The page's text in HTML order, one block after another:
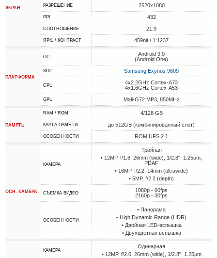
ЭКРАН РАЗРЕШЕНИЕ 2520x1080
PPI 432
СООТНОШЕНИЕ 21:9
ЯРК. / КОНТРАСТ 459nit / 1:1237
ПЛАТФОРМА
ОС
Android 9.0
(Android One)
SOC Samsung Exynos 9609
CPU
4x2.2GHz Cortex-A73
4x1.6GHz Cortex-A53
GPU Mali-G72 MP3, 850MHz
ПАМЯТЬ
RAM / ROM 4/128 GB
КАРТА ПАМЯТИ до 512GB (комбинированный слот)
ОСОБЕННОСТИ ROM UFS 2.1
ОСН. КАМЕРА
КАМЕРА
Тройная
• 12MP, f/1.8, 26mm (wide), 1/2.8", 1.25µm,
PDAF
• 16MP, f/2.2, 14mm (ultrawide)
• 5MP, f/2.2 (depth)
СЪЕМКА ВИДЕО
1080p - 60fps
2160p - 30fps
ОСОБЕННОСТИ
• Панорама
• High Dynamic Range (HDR)
• Двойная LED-вспышка
• Двухцветная вспышка
КАМЕРА
Одинарная
• 12MP, f/2.0, 26mm (wide), 1/2.8", 1.25µm